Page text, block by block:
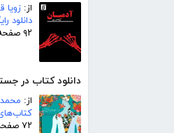
از: زویا
دانلود
۹۲ صفحه
دانلود کتاب در
از:
۷۲ صفحه